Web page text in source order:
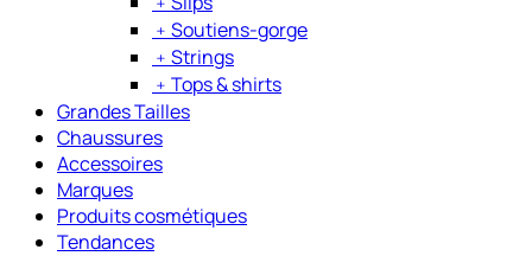
﹢ Soutiens-gorge
﹢ Strings
﹢ Tops & shirts
Grandes Tailles
Chaussures
Accessoires
Marques
Produits cosmétiques
Tendances